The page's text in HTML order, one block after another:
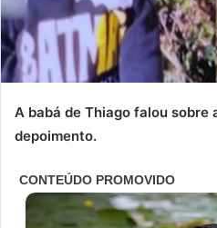
A babá de Thiago falou sobre
depoimento.